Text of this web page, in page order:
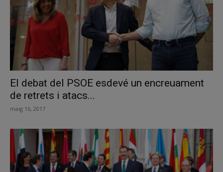
El debat del PSOE esdevé un encreuament
de retrets i atacs...
maig 16, 2017